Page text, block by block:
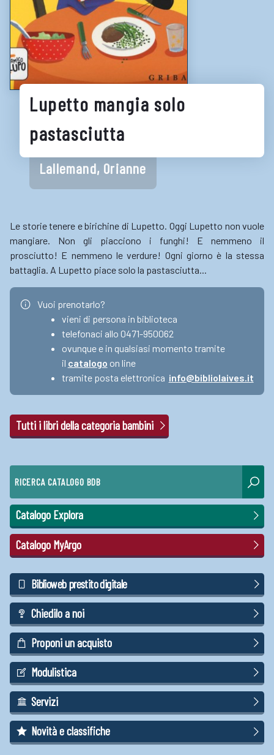
Biblioteche e cataloghi online
Consigli per la lettura
Biblioteche digitali
Gaming
Lupetto mangia solo
pastasciutta
Lallemand, Orianne
Le storie tenere e birichine di Lupetto. Oggi Lupetto non vuole
mangiare. Non gli piacciono i funghi! E nemmeno il
prosciutto! E nemmeno le verdure! Ogni giorno è la stessa
battaglia. A Lupetto piace solo la pastasciutta...
Vuoi prenotarlo?
vieni di persona in biblioteca
telefonaci allo 0471-950062
ovunque e in qualsiasi momento tramite
il catalogo on line
tramite posta elettronica info@bibliolaives.it
Tutti i libri della categoria bambini
RICERCA CATALOGO BDB
Catalogo Explora
Catalogo MyArgo
Biblioweb prestito digitale
Chiedilo a noi
Proponi un acquisto
Modulistica
Servizi
Novità e classifiche